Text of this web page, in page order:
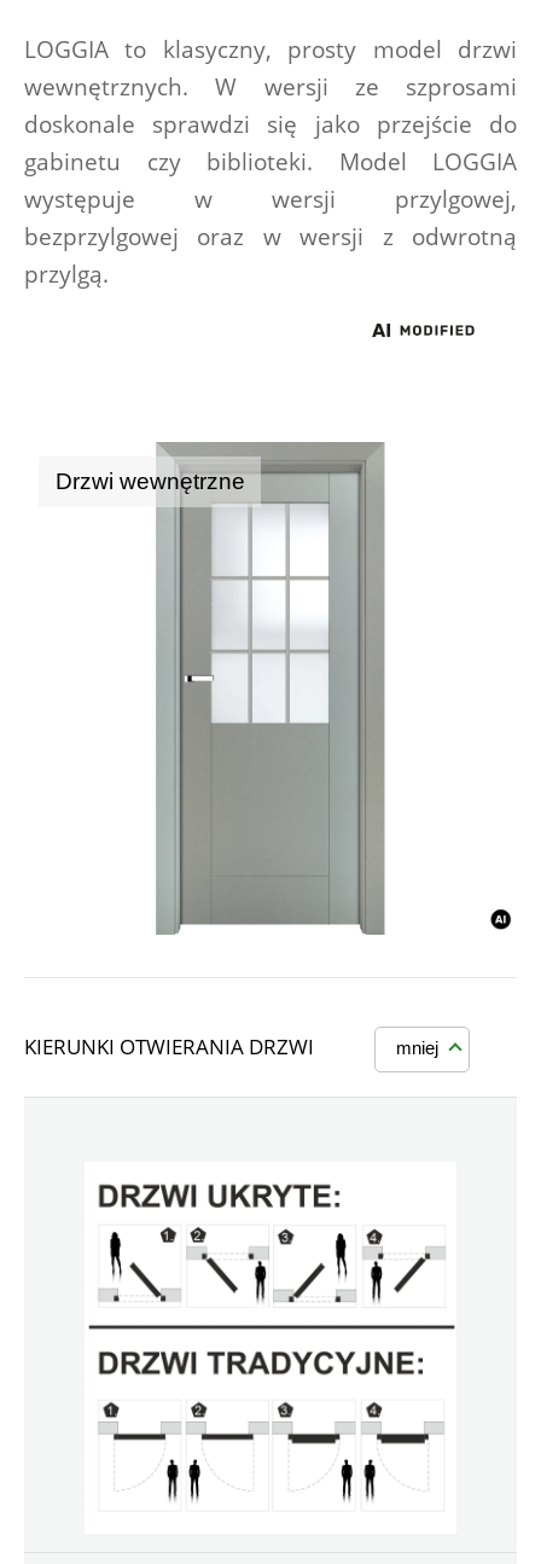
LOGGIA to klasyczny, prosty model drzwi
wewnętrznych. W wersji ze szprosami
doskonale sprawdzi się jako przejście do
gabinetu czy biblioteki. Model LOGGIA
występuje w wersji przylgowej,
bezprzylgowej oraz w wersji z odwrotną
przylgą.
Drzwi wewnętrzne
KIERUNKI OTWIERANIA DRZWI mniej